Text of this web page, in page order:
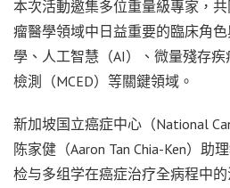
本次活動邀集多位重量級專家，
瘤醫學領域中日益重要的臨床角
學、人工智慧（AI）、微量殘存
檢測（MCED）等關鍵領域。
新加坡国立癌症中心（National
陈家健（Aaron Tan Chia-Ken）助
检与多组学在癌症治疗全病程中